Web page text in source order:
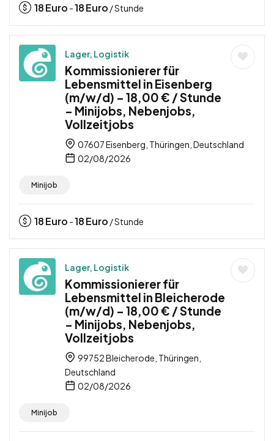
18Euro -18Euro / Stunde
Lager, Logistik
Kommissionierer für
Lebensmittel in Eisenberg
(m/w/d) – 18,00 € / Stunde
– Minijobs, Nebenjobs,
Vollzeitjobs
07607 Eisenberg, Thüringen, Deutschland
02/08/2026
Minijob
18Euro -18Euro / Stunde
Lager, Logistik
Kommissionierer für
Lebensmittel in Bleicherode
(m/w/d) – 18,00 € / Stunde
– Minijobs, Nebenjobs,
Vollzeitjobs
99752 Bleicherode, Thüringen,
Deutschland
02/08/2026
Minijob